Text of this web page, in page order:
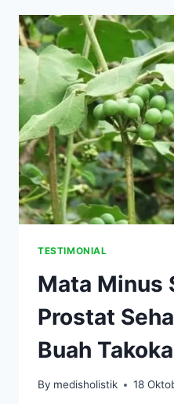
DAUN
TAKOKAK
UNTUK
MATA
MINUS,
BESERTA
HARGANYA
DI
TESTIMONIAL
Mata Minus
Prostat
Buah
By medisholistik 18